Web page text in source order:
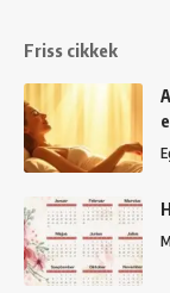
Friss cikkek